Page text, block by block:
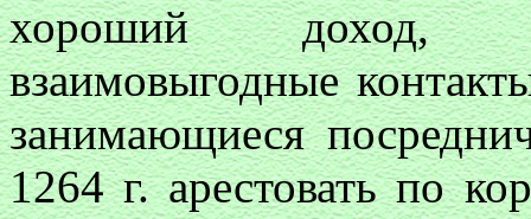
хороший доход,
взаимовыгодные
занимающиеся
1264 г. арестовать по